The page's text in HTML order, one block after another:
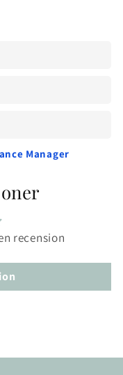
Manager
recension